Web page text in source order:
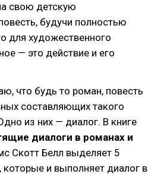
свою детскую
будучи полностью
для художественного
— это действие и его
что будь то роман, повесть
составляющих такого
из них — диалог. В книге
диалоги в романах и
Скотт Белл выделяет 5
и выполняет диалог в